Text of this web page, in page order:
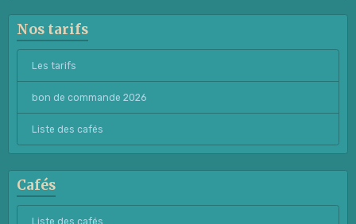
Nos tarifs
Les tarifs
bon de commande 2026
Liste des cafés
Cafés
Liste des cafés